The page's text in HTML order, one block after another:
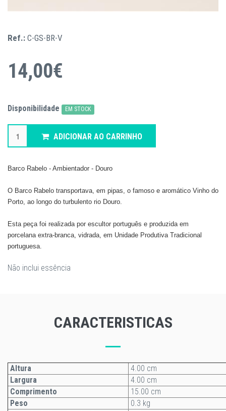
Ref.: C-GS-BR-V
14,00€
Disponibilidade EM STOCK
ADICIONAR AO CARRINHO
Barco Rabelo - Ambientador - Douro
O Barco Rabelo transportava, em pipas, o famoso e aromático Vinho do
Porto, ao longo do turbulento rio Douro.
Esta peça foi realizada por escultor português e produzida em
porcelana extra-branca, vidrada, em Unidade Produtiva Tradicional
portuguesa.
Não inclui essência
CARACTERISTICAS
Altura
4.00 cm
Largura
4.00 cm
Comprimento
15.00 cm
Peso
0.3 kg